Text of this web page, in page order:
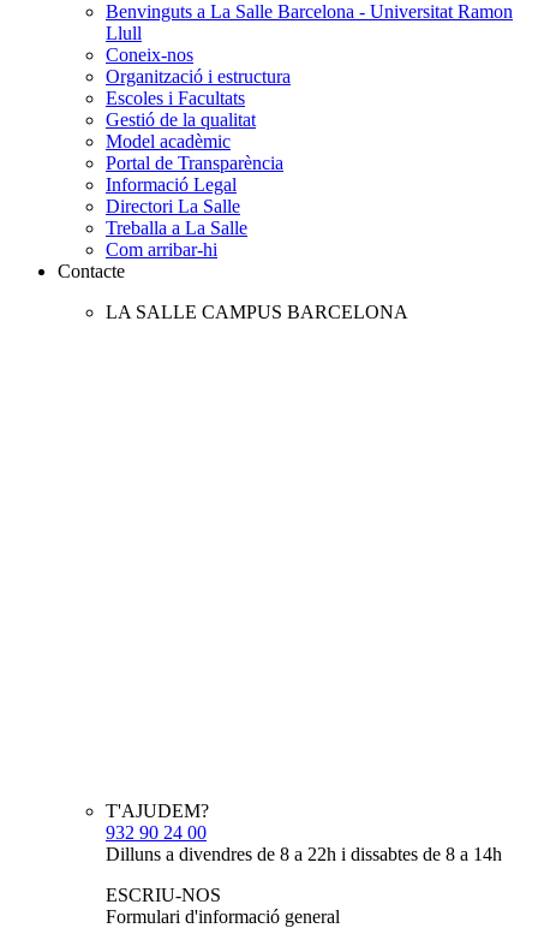
Benvinguts a La Salle Barcelona - Universitat Ramon
Llull
Coneix-nos
Organització i estructura
Escoles i Facultats
Gestió de la qualitat
Model acadèmic
Portal de Transparència
Informació Legal
Directori La Salle
Treballa a La Salle
Com arribar-hi
Contacte
LA SALLE CAMPUS BARCELONA
T'AJUDEM?
932 90 24 00
Dilluns a divendres de 8 a 22h i dissabtes de 8 a 14h
ESCRIU-NOS
Formulari d'informació general